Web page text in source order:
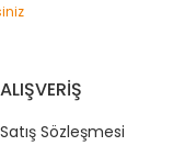
ALIŞVERİŞ
Satış Sözleşmesi